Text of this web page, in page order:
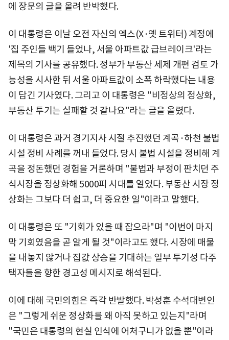
에 장문의 글을 올려 반박했다.
이 대통령은 이날 오전 자신의 엑스(X·옛 트위터) 계정에
'집 주인들 백기 들었나, 서울 아파트값 급브레이크'라는
제목의 기사를 공유했다. 정부가 부동산 세제 개편 검토 가
능성을 시사한 뒤 서울 아파트값이 소폭 하락했다는 내용
이 담긴 기사였다. 그리고 이 대통령은 "비정상의 정상화,
부동산 투기는 실패할 것 같나요"라는 글을 올렸다.
이 대통령은 과거 경기지사 시절 추진했던 계곡·하천 불법
시설 정비 사례를 꺼내 들었다. 당시 불법 시설을 정비해 계
곡을 정돈했던 경험을 거론하며 "불법과 부정이 판치던 주
식시장을 정상화해 5000피 시대를 열었다. 부동산 시장 정
상화는 그보다 더 쉽고, 더 중요한 일"이라고 말했다.
이 대통령은 또 "기회가 있을 때 잡으라"며 "이번이 마지
막 기회였음을 곧 알게 될 것"이라고도 했다. 시장에 매물
을 내놓지 않거나 집값 상승을 기대하는 일부 투기성 다주
택자들을 향한 경고성 메시지로 해석된다.
이에 대해 국민의힘은 즉각 반발했다. 박성훈 수석대변인
은 "그렇게 쉬운 정상화를 왜 아직 못하고 있는지"라며
"국민은 대통령의 현실 인식에 어처구니가 없을 뿐"이라